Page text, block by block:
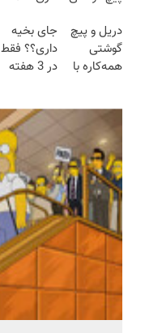
(تخفیف به
مدت
محدود)
محوش کن!
دریل و پیچ
گوشتی
همه‌کاره با
(نصف
قیمت بازار
🔥)
جای بخیه
داری؟؟ فقط
در 3 هفته